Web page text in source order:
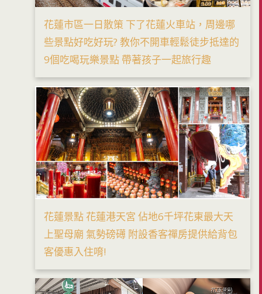
花蓮市區一日散策 下了花蓮火車站，周邊哪
些景點好吃好玩? 教你不開車輕鬆徒步抵達的
9個吃喝玩樂景點 帶著孩子一起旅行趣
花蓮景點 花蓮港天宮 佔地6千坪花東最大天
上聖母廟 氣勢磅礡 附設香客禪房提供給背包
客優惠入住唷!